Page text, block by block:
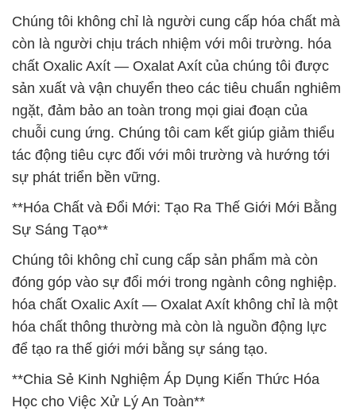
Chúng tôi không chỉ là người cung cấp hóa chất mà
còn là người chịu trách nhiệm với môi trường. hóa
chất Oxalic Axít — Oxalat Axít của chúng tôi được
sản xuất và vận chuyển theo các tiêu chuẩn nghiêm
ngặt, đảm bảo an toàn trong mọi giai đoạn của
chuỗi cung ứng. Chúng tôi cam kết giúp giảm thiểu
tác động tiêu cực đối với môi trường và hướng tới
sự phát triển bền vững.
**Hóa Chất và Đổi Mới: Tạo Ra Thế Giới Mới Bằng
Sự Sáng Tạo**
Chúng tôi không chỉ cung cấp sản phẩm mà còn
đóng góp vào sự đổi mới trong ngành công nghiệp.
hóa chất Oxalic Axít — Oxalat Axít không chỉ là một
hóa chất thông thường mà còn là nguồn động lực
để tạo ra thế giới mới bằng sự sáng tạo.
**Chia Sẻ Kinh Nghiệm Áp Dụng Kiến Thức Hóa
Học cho Việc Xử Lý An Toàn**